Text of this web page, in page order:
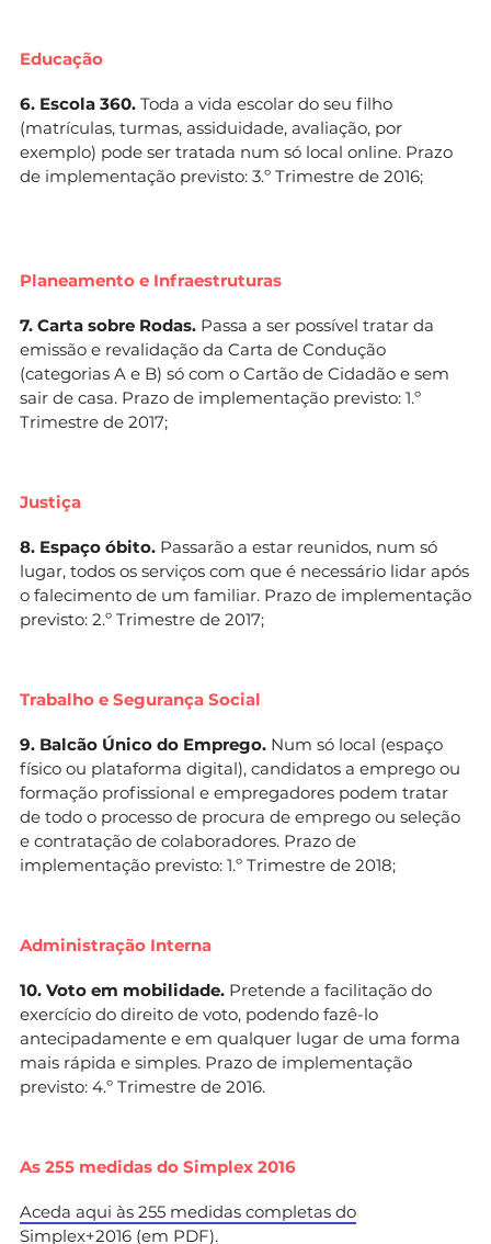
Educação
6. Escola 360. Toda a vida escolar do seu filho
(matrículas, turmas, assiduidade, avaliação, por
exemplo) pode ser tratada num só local online. Prazo
de implementação previsto: 3.º Trimestre de 2016;
Planeamento e Infraestruturas
7. Carta sobre Rodas. Passa a ser possível tratar da
emissão e revalidação da Carta de Condução
(categorias A e B) só com o Cartão de Cidadão e sem
sair de casa. Prazo de implementação previsto: 1.º
Trimestre de 2017;
Justiça
8. Espaço óbito. Passarão a estar reunidos, num só
lugar, todos os serviços com que é necessário lidar após
o falecimento de um familiar. Prazo de implementação
previsto: 2.º Trimestre de 2017;
Trabalho e Segurança Social
9. Balcão Único do Emprego. Num só local (espaço
físico ou plataforma digital), candidatos a emprego ou
formação profissional e empregadores podem tratar
de todo o processo de procura de emprego ou seleção
e contratação de colaboradores. Prazo de
implementação previsto: 1.º Trimestre de 2018;
Administração Interna
10. Voto em mobilidade. Pretende a facilitação do
exercício do direito de voto, podendo fazê-lo
antecipadamente e em qualquer lugar de uma forma
mais rápida e simples. Prazo de implementação
previsto: 4.º Trimestre de 2016.
As 255 medidas do Simplex 2016
Aceda aqui às 255 medidas completas do
Simplex+2016 (em PDF).